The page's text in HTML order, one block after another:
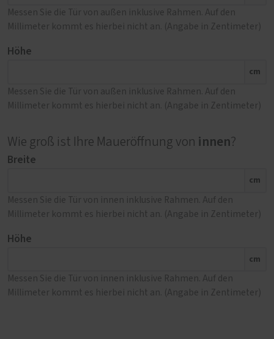
Messen Sie die Tür von außen inklusive Rahmen. Auf den
Millimeter kommt es hierbei nicht an. (Angabe in Zentimeter)
Höhe
cm
Messen Sie die Tür von außen inklusive Rahmen. Auf den
Millimeter kommt es hierbei nicht an. (Angabe in Zentimeter)
Wie groß ist Ihre Maueröffnung von innen?
Breite
cm
Messen Sie die Tür von innen inklusive Rahmen. Auf den
Millimeter kommt es hierbei nicht an. (Angabe in Zentimeter)
Höhe
cm
Messen Sie die Tür von innen inklusive Rahmen. Auf den
Millimeter kommt es hierbei nicht an. (Angabe in Zentimeter)